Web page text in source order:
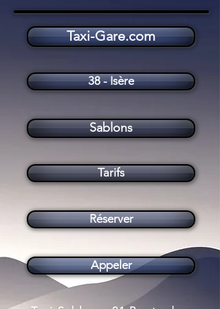
Tarifs
Taxi Sablons (38550)
Sablons
Taxi-Gare.com
Réserver
Appeler
38 - Isère